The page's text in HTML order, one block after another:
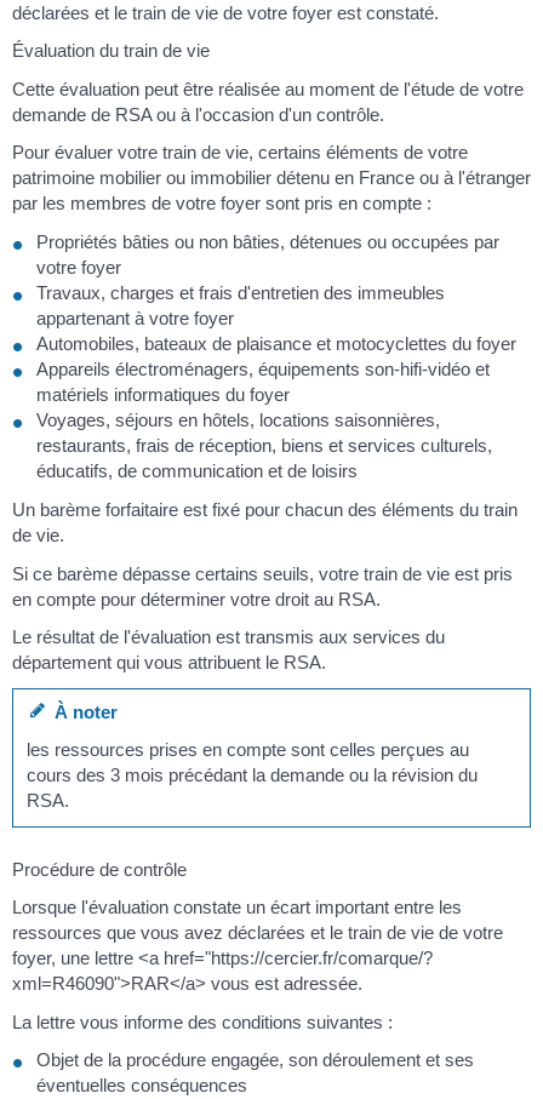
déclarées et le train de vie de votre foyer est constaté.
Évaluation du train de vie
Cette évaluation peut être réalisée au moment de l'étude de votre
demande de RSA ou à l'occasion d'un contrôle.
Pour évaluer votre train de vie, certains éléments de votre
patrimoine mobilier ou immobilier détenu en France ou à l'étranger
par les membres de votre foyer sont pris en compte :
Propriétés bâties ou non bâties, détenues ou occupées par
votre foyer
Travaux, charges et frais d'entretien des immeubles
appartenant à votre foyer
Automobiles, bateaux de plaisance et motocyclettes du foyer
Appareils électroménagers, équipements son-hifi-vidéo et
matériels informatiques du foyer
Voyages, séjours en hôtels, locations saisonnières,
restaurants, frais de réception, biens et services culturels,
éducatifs, de communication et de loisirs
Un barème forfaitaire est fixé pour chacun des éléments du train
de vie.
Si ce barème dépasse certains seuils, votre train de vie est pris
en compte pour déterminer votre droit au RSA.
Le résultat de l'évaluation est transmis aux services du
département qui vous attribuent le RSA.
À noter
les ressources prises en compte sont celles perçues au
cours des 3 mois précédant la demande ou la révision du
RSA.
Procédure de contrôle
Lorsque l'évaluation constate un écart important entre les
ressources que vous avez déclarées et le train de vie de votre
foyer, une lettre <a href="https://cercier.fr/comarque/?
xml=R46090">RAR</a> vous est adressée.
La lettre vous informe des conditions suivantes :
Objet de la procédure engagée, son déroulement et ses
éventuelles conséquences